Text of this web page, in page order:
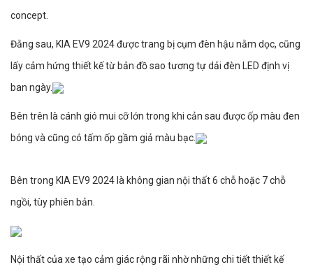
concept.
Đằng sau, KIA EV9 2024 được trang bị cụm đèn hậu nằm dọc, cũng
lấy cảm hứng thiết kế từ bản đồ sao tương tự dải đèn LED định vị
ban ngày.
Bên trên là cánh gió mui cỡ lớn trong khi cản sau được ốp màu đen
bóng và cũng có tấm ốp gầm giả màu bạc.
Bên trong KIA EV9 2024 là không gian nội thất 6 chỗ hoặc 7 chỗ
ngồi, tùy phiên bản.
Nội thất của xe tạo cảm giác rộng rãi nhờ những chi tiết thiết kế